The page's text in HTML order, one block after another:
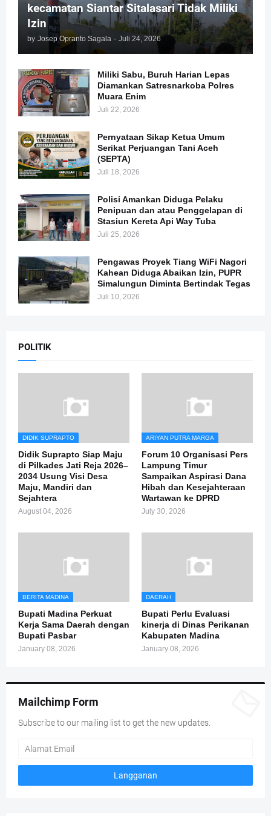
kecamatan Siantar Sitalasari Tidak Miliki
Izin
by Josep Opranto Sagala - Juli 24, 2026
Miliki Sabu, Buruh Harian Lepas
Diamankan Satresnarkoba Polres
Muara Enim
Juli 22, 2026
Pernyataan Sikap Ketua Umum
Serikat Perjuangan Tani Aceh
(SEPTA)
Juli 18, 2026
Polisi Amankan Diduga Pelaku
Penipuan dan atau Penggelapan di
Stasiun Kereta Api Way Tuba
Juli 25, 2026
Pengawas Proyek Tiang WiFi Nagori
Kahean Diduga Abaikan Izin, PUPR
Simalungun Diminta Bertindak Tegas
Juli 10, 2026
POLITIK
DIDIK SUPRAPTO
Didik Suprapto Siap Maju
di Pilkades Jati Reja 2026–
2034 Usung Visi Desa
Maju, Mandiri dan
Sejahtera
August 04, 2026
ARIYAN PUTRA MARGA
Forum 10 Organisasi Pers
Lampung Timur
Sampaikan Aspirasi Dana
Hibah dan Kesejahteraan
Wartawan ke DPRD
July 30, 2026
BERITA MADINA
Bupati Madina Perkuat
Kerja Sama Daerah dengan
Bupati Pasbar
January 08, 2026
DAERAH
Bupati Perlu Evaluasi
kinerja di Dinas Perikanan
Kabupaten Madina
January 08, 2026
Mailchimp Form
Subscribe to our mailing list to get the new updates.